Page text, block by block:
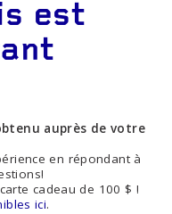
est
auprès de votre
en répondant à
cadeau de 100 $ !
ici.